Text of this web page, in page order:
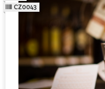
CZ0043